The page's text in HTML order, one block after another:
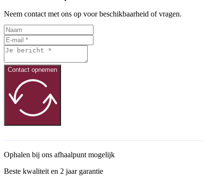
Neem contact met ons op voor beschikbaarheid of vragen.
Contact opnemen
Ophalen bij ons afhaalpunt mogelijk
Beste kwaliteit en 2 jaar garantie